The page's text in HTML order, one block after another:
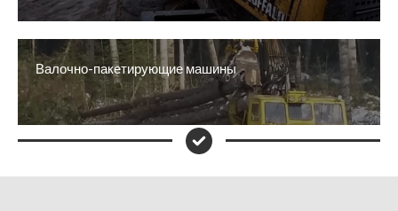
Валочно-пакетирующие машины